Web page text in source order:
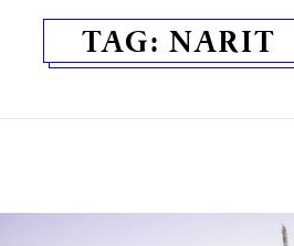
TAG: NARIT